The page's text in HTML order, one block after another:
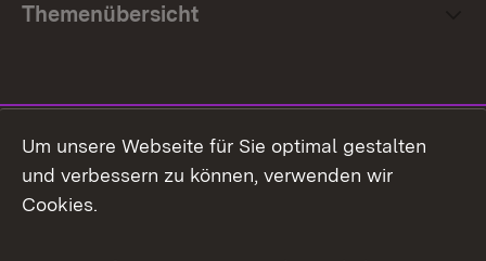
Themenübersicht
Facebook
Um unsere Webseite für Sie optimal gestalten
und verbessern zu können, verwenden wir
Cookies.